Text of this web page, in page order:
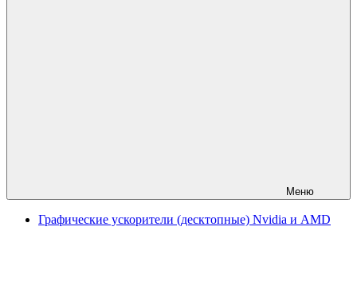
Меню
Графические ускорители (десктопные) Nvidia и AMD